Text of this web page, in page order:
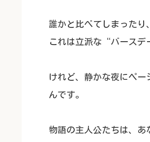
誰かと比べてしまったり
これは立派な“バースデ
けれど、静かな夜にペ
んです。
物語の主人公たちは、あ